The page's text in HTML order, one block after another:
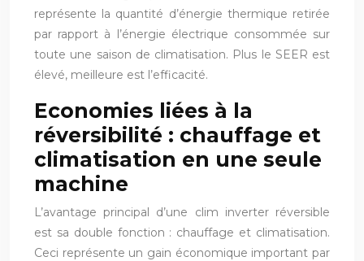
représente la quantité d’énergie thermique retirée
par rapport à l’énergie électrique consommée sur
toute une saison de climatisation. Plus le SEER est
élevé, meilleure est l’efficacité.
Economies liées à la
réversibilité : chauffage et
climatisation en une seule
machine
L’avantage principal d’une clim inverter réversible
est sa double fonction : chauffage et climatisation.
Ceci représente un gain économique important par